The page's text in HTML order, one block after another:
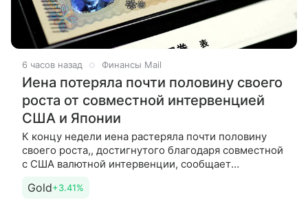
6 часов назад Финансы Mail
Иена потеряла почти половину своего
роста от совместной интервенцией
США и Японии
К концу недели иена растеряла почти половину
своего роста,, достигнутого благодаря совместной
с США валютной интервенции, сообщает
обстоятельство лишь
Gold+3.41%